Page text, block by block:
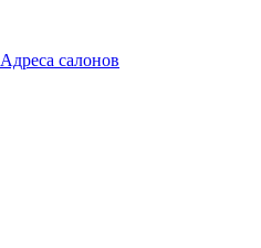
Адреса салонов